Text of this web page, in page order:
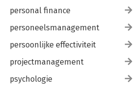
personal finance
personeelsmanagement
persoonlijke effectiviteit
projectmanagement
psychologie